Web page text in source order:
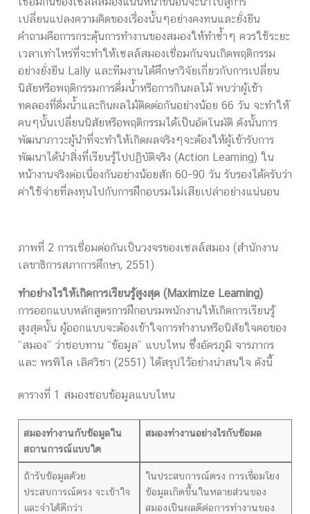
เปลี่ยนแปลงความคิดของเรื่องนั้นๆอย่างคงทนและยั่งยืน
คำถามคือการกระตุ้นการทำงานของสมองให้ทำซ้ำๆ ควรใช้ระยะ
เวลาเท่าไหร่ที่จะทำให้เซลล์สมองเชื่อมกันจนเกิดพฤติกรรม
อย่างยั่งยืน Lally และทีมงานได้ศึกษาวิจัยเกี่ยวกับการเปลี่ยน
นิสัยหรือพฤติกรรมการดื่มน้ำหรือการกินผลไม้ พบว่าผู้เข้า
ทดลองที่ดื่มน้ำและกินผลไม้ติดต่อกันอย่างน้อย 66 วัน จะทำให้
คนๆนั้นเปลี่ยนนิสัยหรือพฤติกรรมได้เป็นอัตโนมัติ ดังนั้นการ
พัฒนาภาวะผู้นำที่จะทำให้เกิดผลจริงๆจะต้องให้ผู้เข้ารับการ
พัฒนาได้นำสิ่งที่เรียนรู้ไปปฏิบัติจริง (Action Learning) ใน
หน้างานจริงต่อเนื่องกันอย่างน้อยสัก 60-90 วัน รับรองได้ครับว่า
ค่าใช้จ่ายที่ลงทุนไปกับการฝึกอบรมไม่เสียเปล่าอย่างแน่นอน
ภาพที่ 2 การเชื่อมต่อกันเป็นวงจรของเซลล์สมอง (สำนักงาน
เลขาธิการสภาการศึกษา, 2551)
ทำอย่างไรให้เกิดการเรียนรู้สูงสุด (Maximize Learning)
การออกแบบหลักสูตรการฝึกอบรมพนักงานให้เกิดการเรียนรู้
สูงสุดนั้น ผู้ออกแบบจะต้องเข้าใจการทำงานหรือนิสัยใจคอของ
“สมอง” ว่าชอบทาน “ข้อมูล” แบบไหน ซึ่งอัครภูมิ จารภากร
และ พรพิไล เลิศวิชา (2551) ได้สรุปไว้อย่างน่าสนใจ ดังนี้
ตารางที่ 1 สมองชอบข้อมูลแบบไหน
สมองทำงานกับข้อมูลใน
สถานการณ์แบบใด
สมองทำงานอย่างไรกับข้อมล
ถ้ารับข้อมูลด้วย
ประสบการณ์ตรง จะเข้าใจ
และจำได้ดีกว่า
ในประสบการณ์ตรง การเชื่อมโยง
ข้อมูลเกิดขึ้นในหลายส่วนของ
สมองเป็นผลดีต่อการทำงานของ